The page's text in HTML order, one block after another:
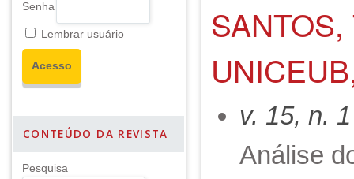
Senha
Lembrar usuário
CONTEÚDO DA REVISTA
Pesquisa
v. 15, n.
Análise